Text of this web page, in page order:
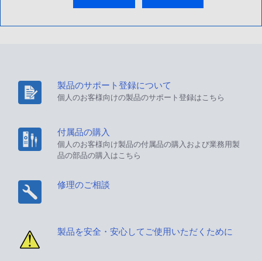
製品のサポート登録について
個人のお客様向けの製品のサポート登録はこちら
付属品の購入
個人のお客様向け製品の付属品の購入および業務用製
品の部品の購入はこちら
修理のご相談
製品を安全・安心してご使用いただくために